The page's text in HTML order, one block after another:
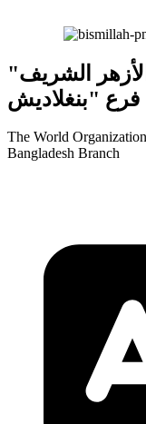
"المنظمة العالمية لخريجي الأزهر الشريف
فرع "بنغلاديش
The World
Bangladesh Branch